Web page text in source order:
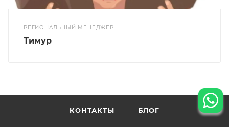
РЕГИОНАЛЬНЫЙ МЕНЕДЖЕР
Тимур
КОНТАКТЫ БЛОГ